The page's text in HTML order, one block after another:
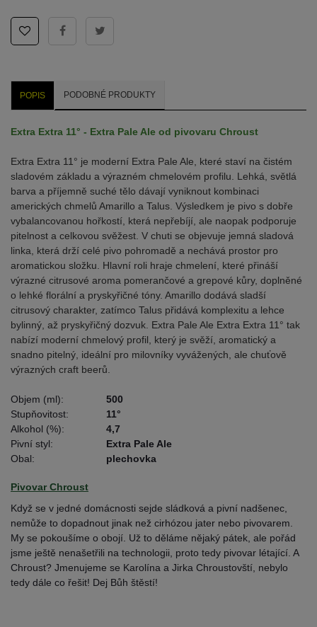
POPIS PODOBNÉ PRODUKTY
Extra Extra 11° - Extra Pale Ale od pivovaru Chroust
Extra Extra 11° je moderní Extra Pale Ale, které staví na čistém
sladovém základu a výrazném chmelovém profilu. Lehká, světlá
barva a příjemně suché tělo dávají vyniknout kombinaci
amerických chmelů Amarillo a Talus. Výsledkem je pivo s dobře
vybalancovanou hořkostí, která nepřebíjí, ale naopak podporuje
pitelnost a celkovou svěžest. V chuti se objevuje jemná sladová
linka, která drží celé pivo pohromadě a nechává prostor pro
aromatickou složku. Hlavní roli hraje chmelení, které přináší
výrazné citrusové aroma pomerančové a grepové kůry, doplněné
o lehké florální a pryskyřičné tóny. Amarillo dodává sladší
citrusový charakter, zatímco Talus přidává komplexitu a lehce
bylinný, až pryskyřičný dozvuk. Extra Pale Ale Extra Extra 11° tak
nabízí moderní chmelový profil, který je svěží, aromatický a
snadno pitelný, ideální pro milovníky vyvážených, ale chuťově
výrazných craft beerů.
Objem (ml):
500
Stupňovitost:
11°
Alkohol (%):
4,7
Pivní styl:
Extra Pale Ale
Obal:
plechovka
Pivovar Chroust
Když se v jedné domácnosti sejde sládková a pivní nadšenec,
nemůže to dopadnout jinak než cirhózou jater nebo pivovarem.
My se pokoušíme o obojí. Už to děláme nějaký pátek, ale pořád
jsme ještě nenašetřili na technologii, proto tedy pivovar létající. A
Chroust? Jmenujeme se Karolína a Jirka Chroustovští, nebylo
tedy dále co řešit! Dej Bůh štěstí!